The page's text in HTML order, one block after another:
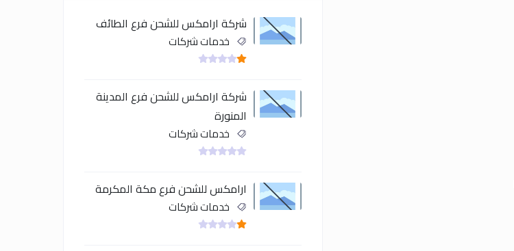
شركة ارامكس للشحن فرع الطائف
خدمات شركات
شركة ارامكس للشحن فرع المدينة
المنورة
خدمات شركات
ارامكس للشحن فرع مكة المكرمة
خدمات شركات